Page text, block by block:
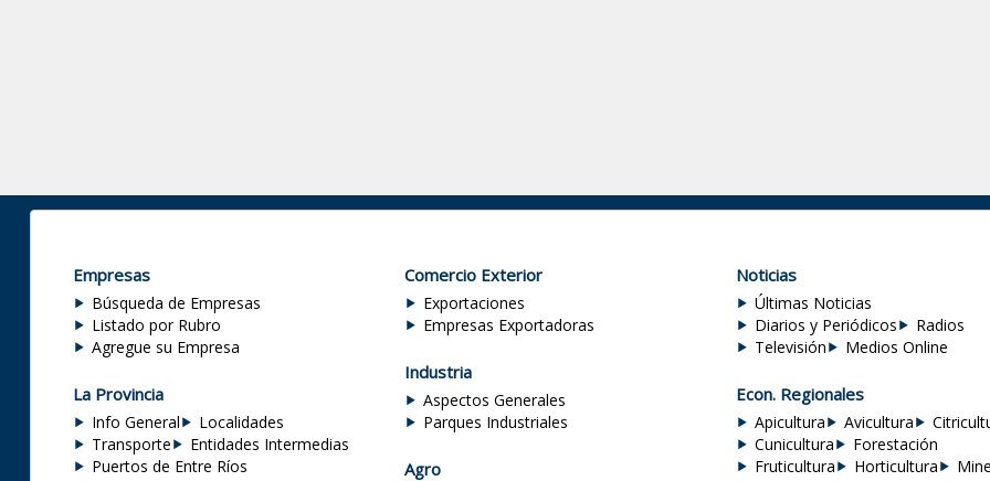
Empresas
Búsqueda de Empresas
Listado por Rubro
Agregue su Empresa
La Provincia
Info General
Localidades
Transporte
Entidades Intermedias
Puertos de Entre Ríos
Comercio Exterior
Exportaciones
Empresas Exportadoras
Industria
Aspectos Generales
Parques Industriales
Agro
Noticias
Últimas Noticias
Diarios y Periódicos
Radios
Televisión
Medios Online
Econ. Regionales
Apicultura Avicultura
Cunicultura
Forestación
Fruticultura
Horticultura